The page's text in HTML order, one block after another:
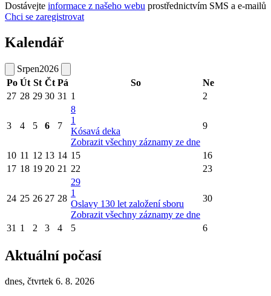
Dostávejte informace z našeho webu prostřednictvím SMS a e-mailů
Chci se zaregistrovat
Kalendář
Srpen2026
Po Út St Čt Pá So
Ne
27 28 29 30 31 1 2
3 4 5 6 7
8
1
Kósavá deka
Zobrazit všechny záznamy ze dne
9
10 11 12 13 14 15
16
17 18 19 20 21 22 23
24 25 26 27 28
29
1
Oslavy 130 let založení sboru
Zobrazit všechny záznamy ze dne
30
31 1 2 3 4 5 6
Aktuální počasí
dnes, čtvrtek 6. 8. 2026